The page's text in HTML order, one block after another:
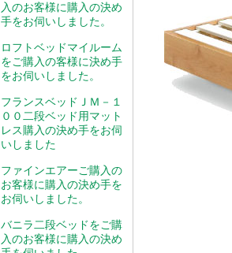
入のお客様に購入の決め
手をお伺いしました。
ロフトベッドマイルーム
をご購入の客様に決め手
をお伺いしました。
フランスベッドＪＭ－１
００二段ベッド用マット
レス購入の決め手をお伺
いしました
ファインエアーご購入の
お客様に購入の決め手を
お伺いしました。
バニラ二段ベッドをご購
入のお客様に購入の決め